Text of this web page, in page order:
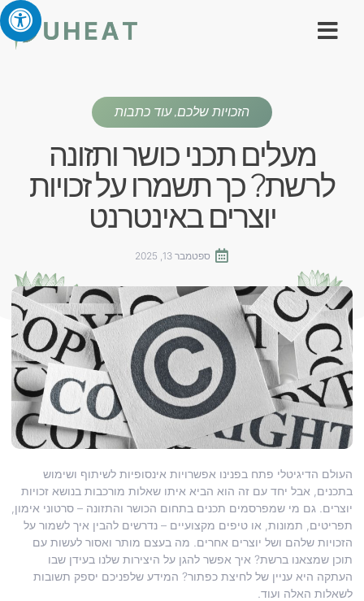
הזכויות שלכם,עוד כתבות
מעלים תכני כושר ותזונה
לרשת? כך תשמרו על זכויות
יוצרים באינטרנט
ספטמבר 13, 2025
העולם הדיגיטלי פתח בפנינו אפשרויות אינסופיות לשיתוף ושימוש
בתכנים, אבל יחד עם זה הוא הביא איתו שאלות מורכבות בנושא זכויות
יוצרים. גם מי שמפרסמים תכנים בתחום הכושר והתזונה – סרטוני אימון,
תפריטים, תמונות, או טיפים מקצועיים – נדרשים להבין איך לשמור על
הזכויות שלהם ושל יוצרים אחרים. מה בעצם מותר ואסור לעשות עם
תוכן שמצאנו ברשת? איך אפשר להגן על היצירות שלנו בעידן שבו
העתקה היא עניין של לחיצת כפתור? המידע שלפניכם יספק תשובות
לשאלות האלה ועוד.